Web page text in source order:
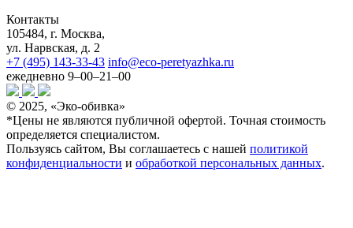
Контакты
105484, г. Москва,
ул. Нарвская, д. 2
+7 (495) 143-33-43 info@eco-peretyazhka.ru
ежедневно 9–00–21–00
© 2025, «Эко-обивка»
*Цены не являются публичной офертой. Точная стоимость
определяется специалистом.
Пользуясь сайтом, Вы соглашаетесь с нашей политикой
конфиденциальности и обработкой персональных данных.